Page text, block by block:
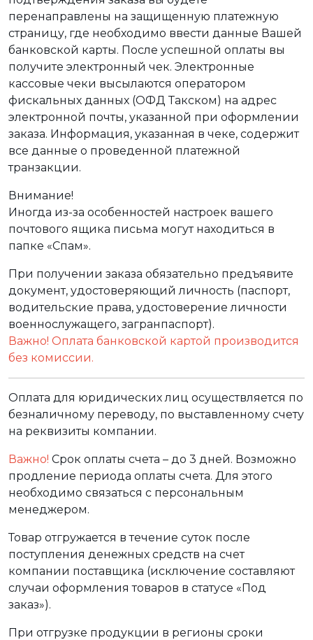
перенаправлены на защищенную платежную
страницу, где необходимо ввести данные Вашей
банковской карты. После успешной оплаты вы
получите электронный чек. Электронные
кассовые чеки высылаются оператором
фискальных данных (ОФД Такском) на адрес
электронной почты, указанной при оформлении
заказа. Информация, указанная в чеке, содержит
все данные о проведенной платежной
транзакции.
Внимание!
Иногда из-за особенностей настроек вашего
почтового ящика письма могут находиться в
папке «Спам».
При получении заказа обязательно предъявите
документ, удостоверяющий личность (паспорт,
водительские права, удостоверение личности
военнослужащего, загранпаспорт).
Важно! Оплата банковской картой производится
без комиссии.
Оплата для юридических лиц осуществляется по
безналичному переводу, по выставленному счету
на реквизиты компании.
Важно! Срок оплаты счета – до 3 дней. Возможно
продление периода оплаты счета. Для этого
необходимо связаться с персональным
менеджером.
Товар отгружается в течение суток после
поступления денежных средств на счет
компании поставщика (исключение составляют
случаи оформления товаров в статусе «Под
заказ»).
При отгрузке продукции в регионы сроки